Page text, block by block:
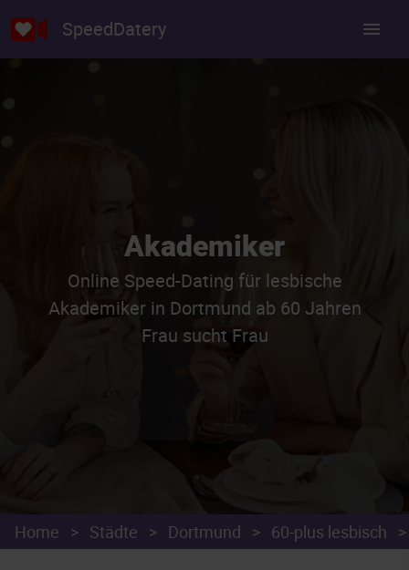
SpeedDatery
Akademiker
Online Speed-Dating für lesbische
Akademiker in Dortmund ab 60 Jahren
Frau sucht Frau
Home > Städte > Dortmund > 60-plus lesbisch >